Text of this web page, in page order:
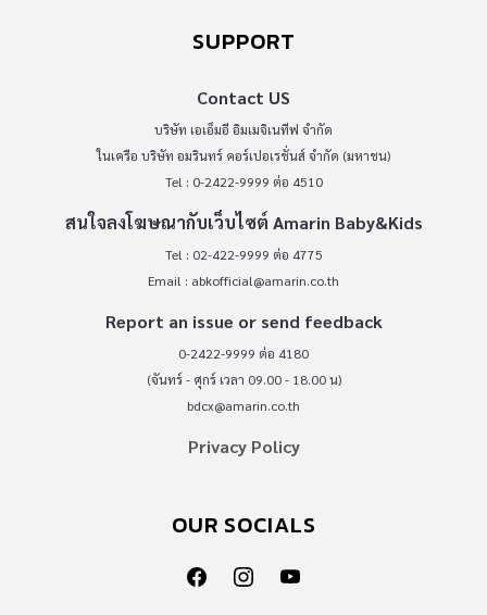
SUPPORT
Contact US
บริษัท เอเอ็มอี อิมเมจิเนทีฟ จำกัด
ในเครือ บริษัท อมรินทร์ คอร์เปอเรชั่นส์ จำกัด (มหาชน)
Tel : 0-2422-9999 ต่อ 4510
สนใจลงโฆษณากับเว็บไซต์ Amarin Baby&Kids
Tel : 02-422-9999 ต่อ 4775
Email : abkofficial@amarin.co.th
Report an issue or send feedback
0-2422-9999 ต่อ 4180
(จันทร์ - ศุกร์ เวลา 09.00 - 18.00 น)
bdcx@amarin.co.th
Privacy Policy
OUR SOCIALS